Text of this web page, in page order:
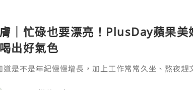
｜忙碌也要漂亮！PlusDay蘋果美
出好氣色
道是不是年紀慢慢增長，加上工作常常久坐、熬夜趕